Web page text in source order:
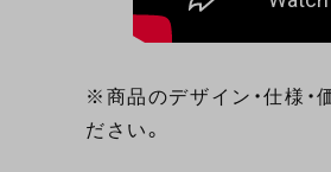
※商品のデザイン・仕様・
ださい。